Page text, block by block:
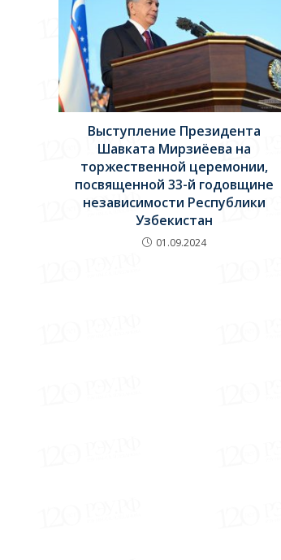
Выступление Президента
Шавката Мирзиёева на
торжественной церемонии,
посвященной 33-й годовщине
независимости Республики
Узбекистан
01.09.2024